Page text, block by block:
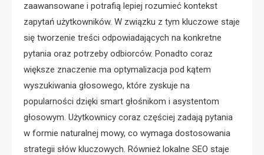
zaawansowane i potrafią lepiej rozumieć kontekst
zapytań użytkowników. W związku z tym kluczowe staje
się tworzenie treści odpowiadających na konkretne
pytania oraz potrzeby odbiorców. Ponadto coraz
większe znaczenie ma optymalizacja pod kątem
wyszukiwania głosowego, które zyskuje na
popularności dzięki smart głośnikom i asystentom
głosowym. Użytkownicy coraz częściej zadają pytania
w formie naturalnej mowy, co wymaga dostosowania
strategii słów kluczowych. Również lokalne SEO staje